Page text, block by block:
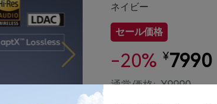
次世代Bluetoothオー
左右各3基の高性能マ
用したアルゴリズム
最大52時間再生可能
マルチポイント接続
ネイビー
セール価格
-20% ¥7990
通常価格:¥9990